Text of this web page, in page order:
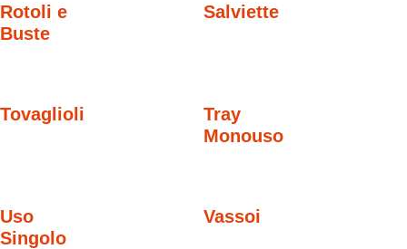
Rotoli e
Buste
Salviette
Tovaglioli
Tray
Monouso
Uso
Singolo
Vassoi